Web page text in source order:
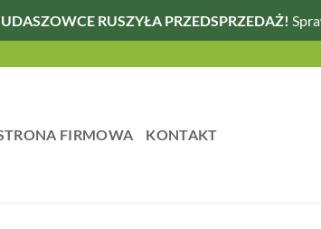
RUSZYŁA PRZEDSPRZEDAŻ!
FIRMOWA KONTAKT